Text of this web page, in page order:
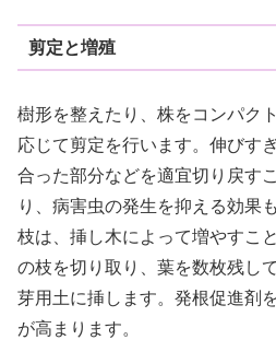
剪定と増殖
樹形を整えたり、株をコンパク
応じて剪定を行います。伸びす
合った部分などを適宜切り戻す
り、病害虫の発生を抑える効果
枝は、挿し木によって増やすこ
の枝を切り取り、葉を数枚残し
芽用土に挿します。発根促進剤
が高まります。